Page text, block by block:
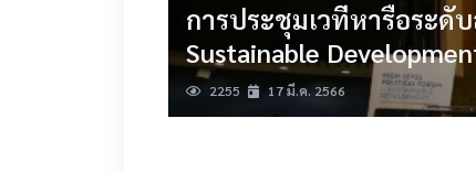
การประชุมเวทีหารือระดั
Sustainable
2255 17 มี.ค. 2566